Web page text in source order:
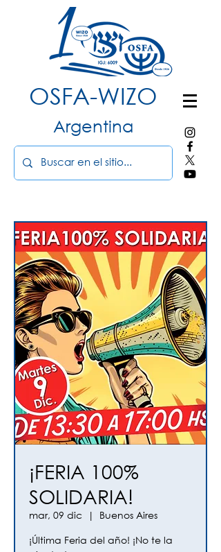
OSFA-WIZO
Argentina
¡FERIA 100%
SOLIDARIA!
mar, 09 dic
  |
Buenos Aires
¡Última Feria del año! ¡No te la